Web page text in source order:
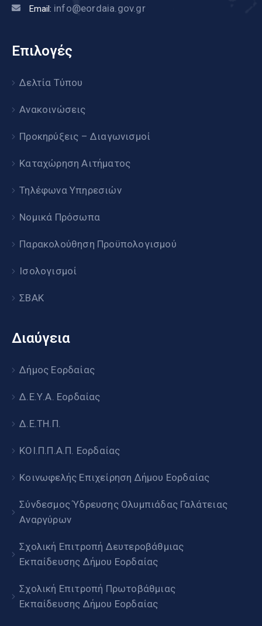
Email: info@eordaia.gov.gr
Επιλογές
Δελτία Τύπου
Ανακοινώσεις
Προκηρύξεις – Διαγωνισμοί
Καταχώρηση Αιτήματος
Τηλέφωνα Υπηρεσιών
Νομικά Πρόσωπα
Παρακολούθηση Προϋπολογισμού
Ισολογισμοί
ΣΒΑΚ
Διαύγεια
Δήμος Εορδαίας
Δ.Ε.Υ.Α. Εορδαίας
Δ.Ε.ΤΗ.Π.
ΚΟΙ.Π.Π.Α.Π. Εορδαίας
Κοινωφελής Επιχείρηση Δήμου Εορδαίας
Σύνδεσμος Ύδρευσης Ολυμπιάδας Γαλάτειας
Αναργύρων
Σχολική Επιτροπή Δευτεροβάθμιας
Εκπαίδευσης Δήμου Εορδαίας
Σχολική Επιτροπή Πρωτοβάθμιας
Εκπαίδευσης Δήμου Εορδαίας